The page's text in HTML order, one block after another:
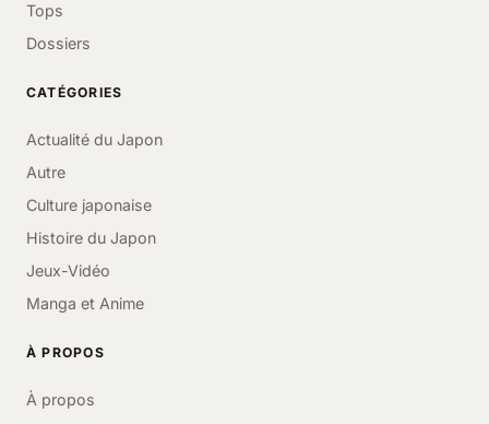
Tops
Dossiers
CATÉGORIES
Actualité du Japon
Autre
Culture japonaise
Histoire du Japon
Jeux-Vidéo
Manga et Anime
À PROPOS
À propos